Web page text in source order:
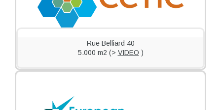
Rue Belliard 40
5.000 m2 (> VIDEO )